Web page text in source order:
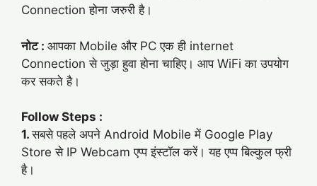
Connection होना जरुरी है।
नोट : आपका Mobile और PC एक ही internet
Connection से जुड़ा हुवा होना चाहिए। आप WiFi का उपयोग
कर सकते है।
Follow Steps :
1.सबसे पहले अपने Android Mobile में Google Play
Store से IP Webcam एप्प इंस्टॉल करें। यह एप्प बिल्कुल फ्री
है।